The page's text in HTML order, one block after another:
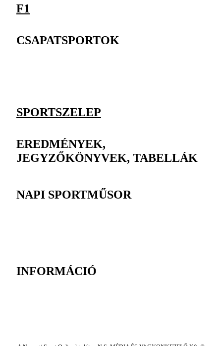
F1
CSAPATSPORTOK
SPORTSZELEP
EREDMÉNYEK,
JEGYZŐKÖNYVEK, TABELLÁK
NAPI SPORTMŰSOR
INFORMÁCIÓ